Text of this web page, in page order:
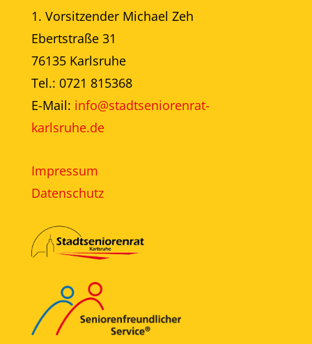
1. Vorsitzender Michael Zeh
Ebertstraße 31
76135 Karlsruhe
Tel.: 0721 815368
E-Mail: info@stadtseniorenrat-
karlsruhe.de
Impressum
Datenschutz